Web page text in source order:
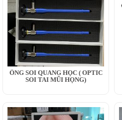
ỐNG SOI QUANG HỌC ( OPTIC
SOI TAI MŨI HỌNG)